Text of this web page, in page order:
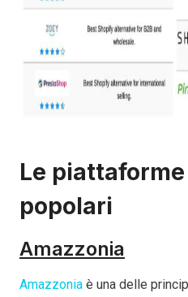
Le
popolari
Amazzonia
Amazzonia è una delle